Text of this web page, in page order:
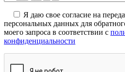
Я даю свое согласие на
персональных данных для
моего запроса в соответствии с
конфиденциальности